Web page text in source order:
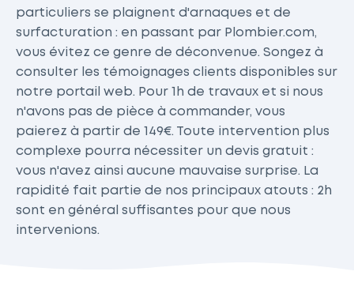
particuliers se plaignent d'arnaques et de
surfacturation : en passant par Plombier.com,
vous évitez ce genre de déconvenue. Songez à
consulter les témoignages clients disponibles sur
notre portail web. Pour 1h de travaux et si nous
n'avons pas de pièce à commander, vous
paierez à partir de 149€. Toute intervention plus
complexe pourra nécessiter un devis gratuit :
vous n'avez ainsi aucune mauvaise surprise. La
rapidité fait partie de nos principaux atouts : 2h
sont en général suffisantes pour que nous
intervenions.